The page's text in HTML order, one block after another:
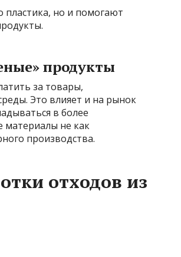
но и помогают
продукты
за товары,
Это влияет и на рынок
в более
материалы не как
производства.
отходов из